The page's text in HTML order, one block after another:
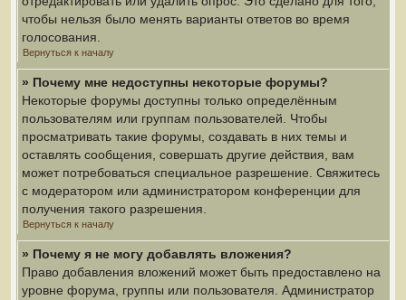
чтобы нельзя было менять варианты ответов во время
голосования.
Вернуться к началу
» Почему мне недоступны некоторые форумы?
Некоторые форумы доступны только определённым
пользователям или группам пользователей. Чтобы
просматривать такие форумы, создавать в них темы и
оставлять сообщения, совершать другие действия, вам
может потребоваться специальное разрешение. Свяжитесь
с модератором или администратором конференции для
получения такого разрешения.
Вернуться к началу
» Почему я не могу добавлять вложения?
Право добавления вложений может быть предоставлено на
уровне форума, группы или пользователя. Администратор